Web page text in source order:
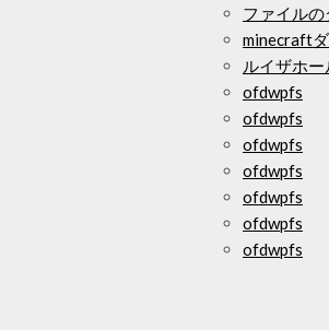
ファイル
minecraft
ルイザホ
ofdwpfs
ofdwpfs
ofdwpfs
ofdwpfs
ofdwpfs
ofdwpfs
ofdwpfs